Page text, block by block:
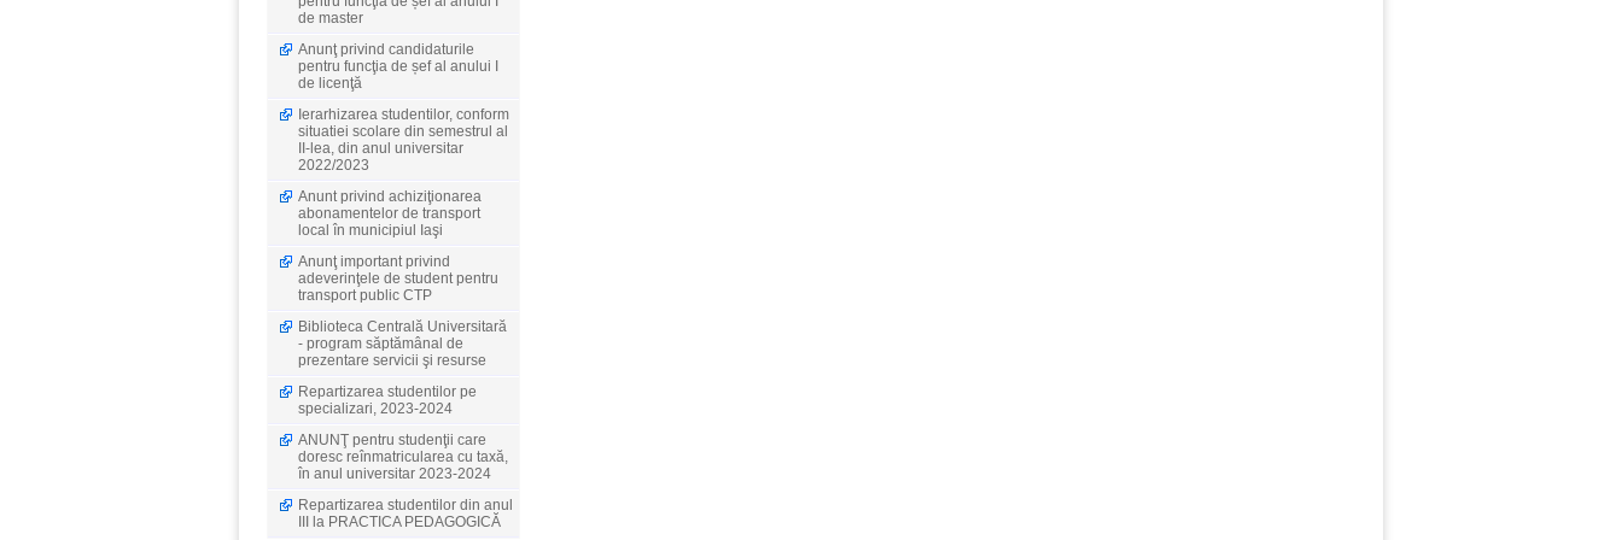
de master
Anunţ privind candidaturile
pentru funcţia de șef al anului I
de licenţă
Ierarhizarea studentilor, conform
situatiei scolare din semestrul al
II-lea, din anul universitar
2022/2023
Anunt privind achiziţionarea
abonamentelor de transport
local în municipiul Iaşi
Anunţ important privind
adeverinţele de student pentru
transport public CTP
Biblioteca Centrală Universitară
- program săptămânal de
prezentare servicii şi resurse
Repartizarea studentilor pe
specializari, 2023-2024
ANUNŢ pentru studenţii care
doresc reînmatricularea cu taxă,
în anul universitar 2023-2024
Repartizarea studentilor din anul
III la PRACTICA PEDAGOGICĂ